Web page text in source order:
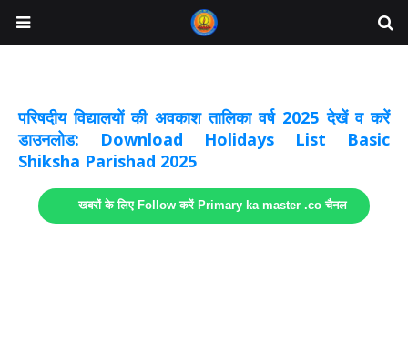
परिषदीय विद्यालयों की अवकाश तालिका वर्ष 2025 देखें व करें
डाउनलोड: Download Holidays List Basic
Shiksha Parishad 2025
खबरों के लिए Follow करें Primary ka master .co चैनल